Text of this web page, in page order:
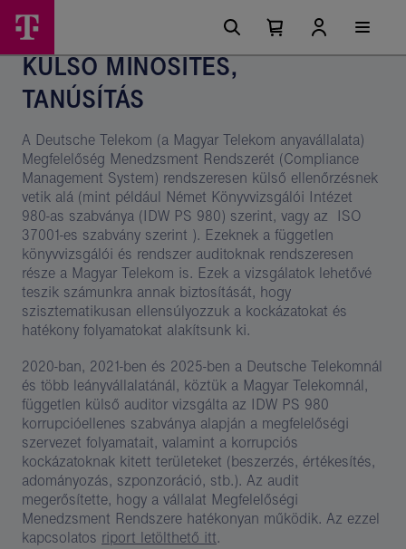
Külső
minősítés,
tanúsítás
Főmenü
lehetőségek
Kosárban
Kosár
KÜLSŐ MINŐSÍTÉS,
TANÚSÍTÁS
A Deutsche Telekom (a Magyar Telekom anyavállalata)
Megfelelőség Menedzsment Rendszerét (Compliance
Management System) rendszeresen külső ellenőrzésnek
vetik alá (mint például Német Könyvvizsgálói Intézet
980-as szabványa (IDW PS 980) szerint, vagy az ISO
37001-es szabvány szerint ). Ezeknek a független
könyvvizsgálói és rendszer auditoknak rendszeresen
része a Magyar Telekom is. Ezek a vizsgálatok lehetővé
teszik számunkra annak biztosítását, hogy
szisztematikusan ellensúlyozzuk a kockázatokat és
hatékony folyamatokat alakítsunk ki.
2020-ban, 2021-ben és 2025-ben a Deutsche Telekomnál
és több leányvállalatánál, köztük a Magyar Telekomnál,
független külső auditor vizsgálta az IDW PS 980
korrupcióellenes szabványa alapján a megfelelőségi
szervezet folyamatait, valamint a korrupciós
kockázatoknak kitett területeket (beszerzés, értékesítés,
adományozás, szponzoráció, stb.). Az audit
megerősítette, hogy a vállalat Megfelelőségi
Menedzsment Rendszere hatékonyan működik. Az ezzel
kapcsolatos riport letölthető itt.